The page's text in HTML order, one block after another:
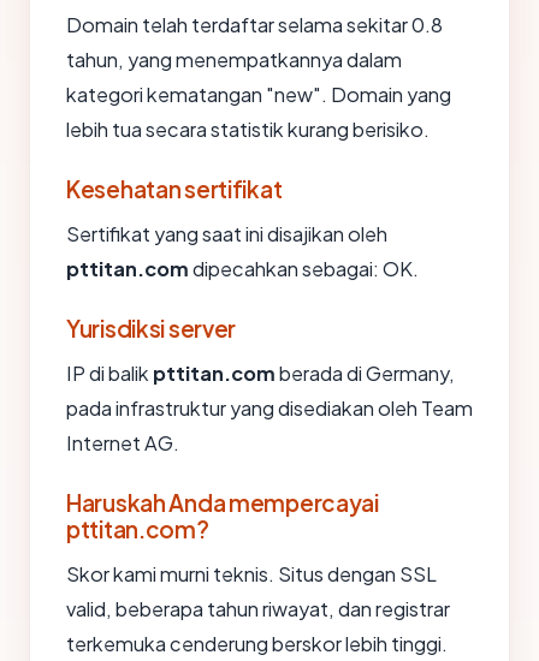
Domain telah terdaftar selama sekitar 0.8
tahun, yang menempatkannya dalam
kategori kematangan "new". Domain yang
lebih tua secara statistik kurang berisiko.
Kesehatan sertifikat
Sertifikat yang saat ini disajikan oleh
pttitan.comdipecahkan sebagai: OK.
Yurisdiksi server
IP di balik pttitan.comberada di Germany,
pada infrastruktur yang disediakan oleh Team
Internet AG.
Haruskah Anda mempercayai
pttitan.com?
Skor kami murni teknis. Situs dengan SSL
valid, beberapa tahun riwayat, dan registrar
terkemuka cenderung berskor lebih tinggi.